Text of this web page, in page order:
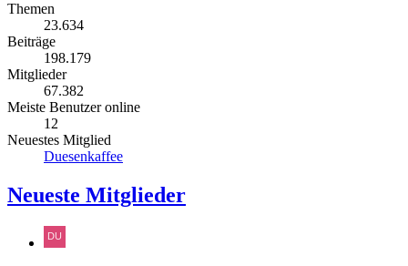
Themen
23.634
Beiträge
198.179
Mitglieder
67.382
Meiste Benutzer online
12
Neuestes Mitglied
Duesenkaffee
Neueste Mitglieder